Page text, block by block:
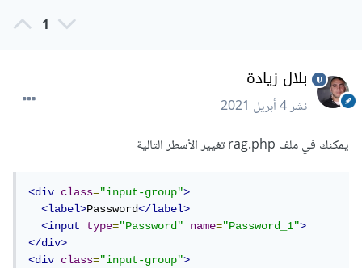
1
بلال زيادة
نشر4 أبريل 2021
يمكنك في ملف rag.php تغيير الأسطر التالية
<div class="input-group">
<label>Password</label>
<input
type="Password" name="Password_1">
</div>
<div
class="input-group">